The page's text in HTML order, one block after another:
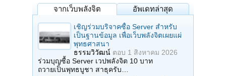
จากเว็บพลังจิต อัพเดทล่าสุด
เชิญร่วมบริจาคซื้อ Server สำหรับ
เป็นฐานข้อมูล เพื่อเว็บพลังจิตเผยแผ่
พุทธศาสนา
ธรรมวิวัฒน์ ตอบ 1 สิงหาคม 2026
ร่วมบุญซื้อ Server เวปพลังจิต 10 บาท
ถวายเป็นพุทธบูชา สาธุครับ…